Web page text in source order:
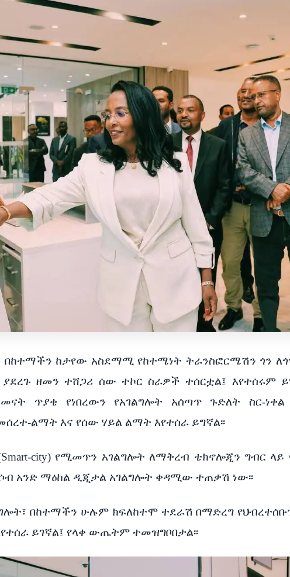
ከታየው አስደማሚ የከተሜነት ትራንስፎርሜሽን ጎን
ዘመን ተሸጋሪ ሰው ተኮር ስራዎች ተሰርቷል፤ እየተሰሩም
ጥያቄ የነበረውን የአገልግሎት አሰጣጥ ጉድለት ስር-
ልማት እና የሰው ሃይል ልማት እየተሰራ ይግኛል፡፡
city) የሚመጥን አገልግሎት ለማቅረብ ቴክኖሎጂን ግብር ላይ
አንድ ማዕከል ዲጂታል አገልግሎት ቀዳሚው ተጠቃሽ ነው፡፡
በከተማችን ሁሉም ክፍለከተሞ ተደራሽ በማድረግ
ይገኛል፤ የላቀ ውጤትም ተመዝግቦበታል፡፡